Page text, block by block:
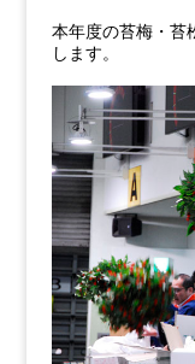
本年度の苔梅・苔
します。